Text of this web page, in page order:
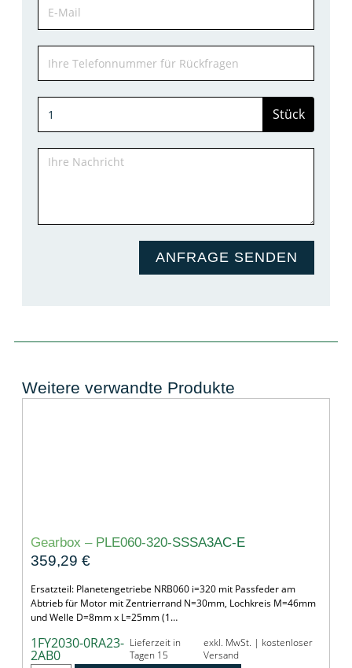
Stück
ANFRAGE SENDEN
Weitere verwandte Produkte
Gearbox – PLE060-320-SSSA3AC-E
359,29 €
Ersatzteil: Planetengetriebe NRB060 i=320 mit Passfeder am
Abtrieb für Motor mit Zentrierrand N=30mm, Lochkreis M=46mm
und Welle D=8mm x L=25mm (1…
1FY2030-0RA23-
2AB0
Lieferzeit in
Tagen 15
exkl. MwSt. | kostenloser
Versand